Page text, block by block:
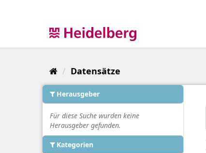
Datensätze
Herausgeber
Für diese Suche wurden keine
Herausgeber gefunden.
Kategorien